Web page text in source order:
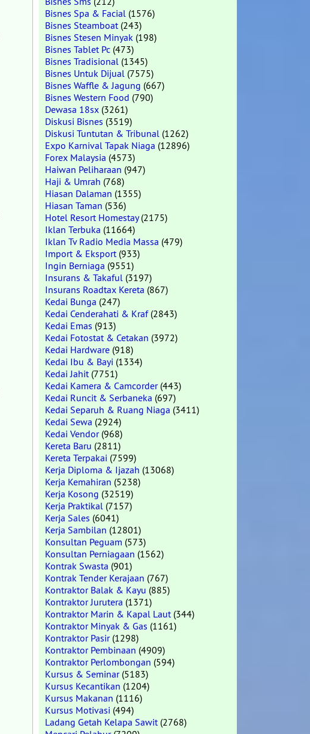
Bisnes Spa & Facial (1576)
Bisnes Steamboat(243)
Bisnes Stesen Minyak (198)
Bisnes Tablet Pc (473)
Bisnes Tradisional (1345)
Bisnes Untuk Dijual (7575)
Bisnes Waffle & Jagung (667)
Bisnes Western Food (790)
Dewasa 18sx (3261)
Diskusi Bisnes (3519)
Diskusi Tuntutan & Tribunal (1262)
Expo Karnival Tapak Niaga (12896)
Forex Malaysia (4573)
Haiwan Peliharaan (947)
Haji & Umrah (768)
Hiasan Dalaman (1355)
Hiasan Taman (536)
Hotel Resort Homestay(2175)
Iklan Terbuka (11664)
Iklan Tv Radio Media Massa (479)
Import & Eksport(933)
Ingin Berniaga (9551)
Insurans & Takaful (3197)
Insurans Roadtax Kereta (867)
Kedai Bunga (247)
Kedai Cenderahati & Kraf(2843)
Kedai Emas (913)
Kedai Fotostat & Cetakan (3972)
Kedai Hardware (918)
Kedai Ibu & Bayi (1334)
Kedai Jahit(7751)
Kedai Kamera & Camcorder(443)
Kedai Runcit & Serbaneka (697)
Kedai Separuh & Ruang Niaga (3411)
Kedai Sewa (2924)
Kedai Vendor(968)
Kereta Baru (2811)
Kereta Terpakai (7599)
Kerja Diploma & Ijazah (13068)
Kerja Kemahiran (5238)
Kerja Kosong (32519)
Kerja Praktikal (7157)
Kerja Sales (6041)
Kerja Sambilan (12801)
Konsultan Peguam (573)
Konsultan Perniagaan (1562)
Kontrak Swasta (901)
Kontrak Tender Kerajaan (767)
Kontraktor Balak & Kayu (885)
Kontraktor Jurutera (1371)
Kontraktor Marin & Kapal Laut(344)
Kontraktor Minyak & Gas (1161)
Kontraktor Pasir(1298)
Kontraktor Pembinaan (4909)
Kontraktor Perlombongan (594)
Kursus & Seminar(5183)
Kursus Kecantikan (1204)
Kursus Makanan (1116)
Kursus Motivasi (494)
Ladang Getah Kelapa Sawit(2768)